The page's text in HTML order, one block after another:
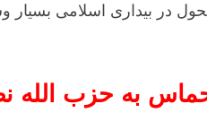
در بیداری اسلامی بسیار
به حزب الله